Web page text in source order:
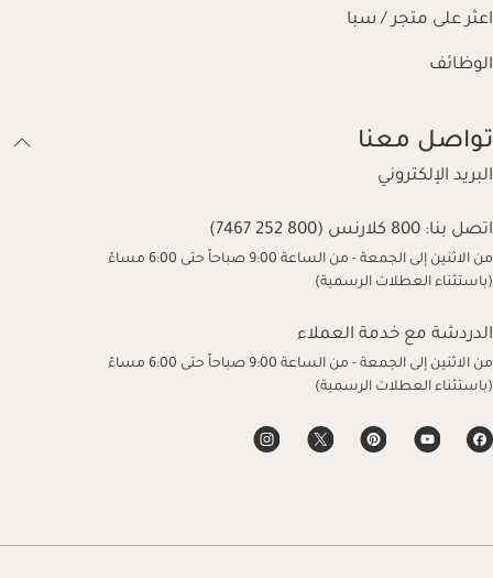
اعثر على متجر / سبا
الوظائف
تواصل معنا
البريد الإلكتروني
اتصل بنا: 800 كلارنس (800 252 7467)
من الاثنين إلى الجمعة - من الساعة 9:00 صباحاً حتى 6:00 مساءً
(باستثناء العطلات الرسمية)
الدردشة مع خدمة العملاء
من الاثنين إلى الجمعة - من الساعة 9:00 صباحاً حتى 6:00 مساءً
(باستثناء العطلات الرسمية)